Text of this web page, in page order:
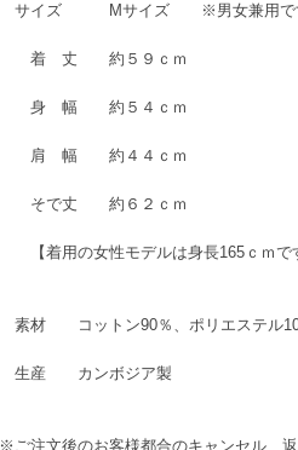
サイズ Mサイズ ※男女兼用
着 丈 約５９ｃｍ
身 幅 約５４ｃｍ
肩 幅 約４４ｃｍ
そで丈 約６２ｃｍ
【着用の女性モデルは身長165ｃｍで
素材 コットン90％、ポリエステル
生産 カンボジア製
※ご注文後のお客様都合のキャンセル、返